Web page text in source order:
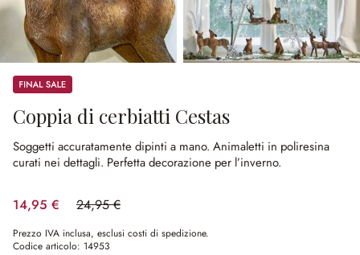
Sale
Coppia di cerbiatti Cestas
Soggetti accuratamente dipinti a mano. Animaletti in poliresina
curati nei dettagli. Perfetta decorazione per l’inverno.
14,95 € 24,95 €
(risparmio 40.08%)
Prezzo IVA inclusa, esclusi costi di spedizione.
Codice articolo: 14953